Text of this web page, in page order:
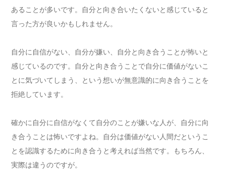
あることが多いです。自分と向き合いたくないと感じていると
言った方が良いかもしれません。
自分に自信がない、自分が嫌い、自分と向き合うことが怖いと
感じているのです。自分と向き合うことで自分に価値がないこ
とに気づいてしまう、という想いが無意識的に向き合うことを
拒絶しています。
確かに自分に自信がなくて自分のことが嫌いな人が、自分に向
き合うことは怖いですよね。自分は価値がない人間だというこ
とを認識するために向き合うと考えれば当然です。もちろん、
実際は違うのですが。